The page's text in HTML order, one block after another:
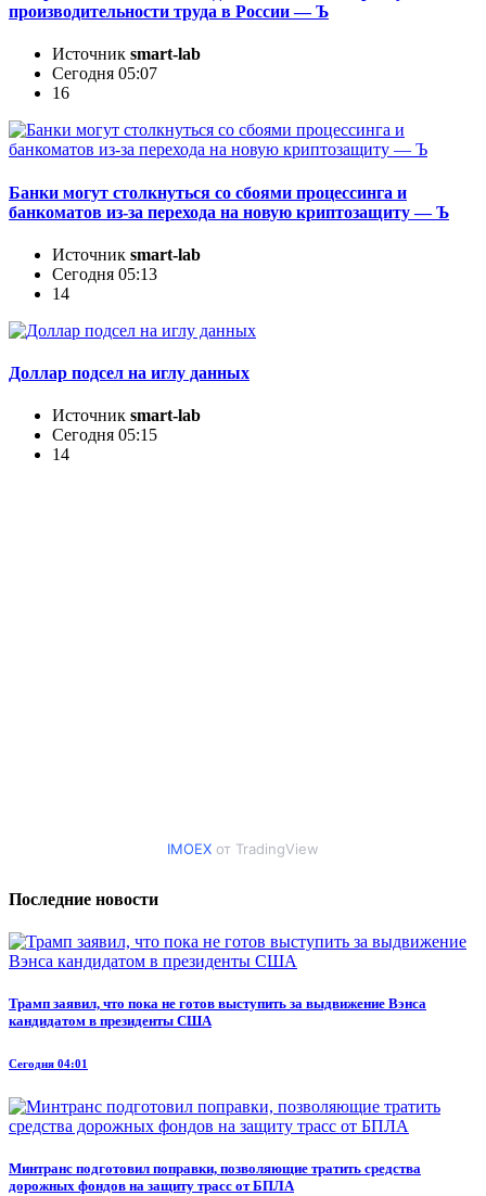
производительности труда в России — Ъ
Источник smart-lab
Сегодня 05:07
16
Банки могут столкнуться со сбоями процессинга и
банкоматов из-за перехода на новую криптозащиту — Ъ
Источник smart-lab
Сегодня 05:13
14
Доллар подсел на иглу данных
Источник smart-lab
Сегодня 05:15
14
IMOEX от TradingView
Последние новости
Трамп заявил, что пока не готов выступить за выдвижение Вэнса
кандидатом в президенты США
Сегодня 04:01
Минтранс подготовил поправки, позволяющие тратить средства
дорожных фондов на защиту трасс от БПЛА